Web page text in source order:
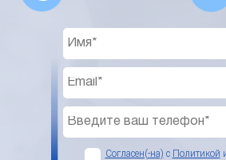
Согласен(-на) с Политикой